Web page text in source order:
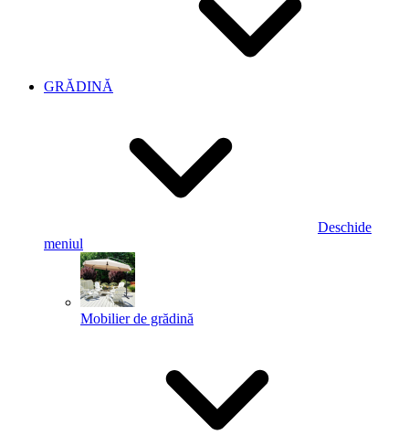
GRĂDINĂ
Deschide
meniul
Mobilier de grădină